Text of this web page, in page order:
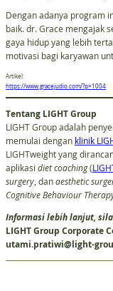
Dengan adanya program
baik. dr. Grace mengajak
gaya hidup yang lebih
motivasi bagi karyawan
Artikel:
https://www.gracejudio.com/?p=1004
Tentang LIGHT Group
LIGHT Group adalah
memulai dengan klinik
LIGHTweight yang
aplikasi diet coaching(
surgery, danaesthetic
Cognitive Behaviour
Informasi lebih lanjut,
LIGHT Group Corporate
utami.pratiwi@light-